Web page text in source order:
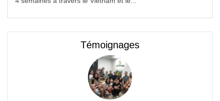
Témoignages